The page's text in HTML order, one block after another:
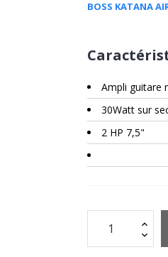
BOSS KATANA
Ampli guitare
30Watt sur
2 HP 7,5"